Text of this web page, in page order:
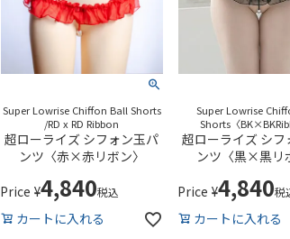
Super Lowrise Chiffon Ball Shorts
/RD x RD Ribbon
超ローライズ シフォン玉パ
ンツ〈赤×赤リボン〉
Price ¥4,840税込
カートに入れる
Super Lowrise
Shorts〈
超ローライズ シフ
ンツ〈黒×黒リ
Price ¥4,840税
カートに入れる